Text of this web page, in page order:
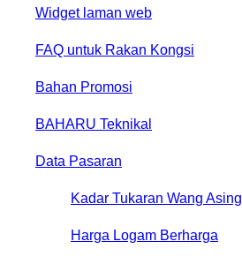
Widget laman web
FAQ untuk Rakan Kongsi
Bahan Promosi
BAHARU Teknikal
Data Pasaran
Kadar Tukaran Wang Asing
Harga Logam Berharga